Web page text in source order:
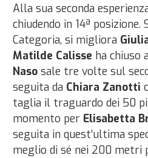
Alla sua seconda
chiudendo in 14ª
Categoria, si migliora
Matilde Calisse ha chiuso
Naso sale tre volte sul
seguita da Chiara Zanotti
taglia il traguardo dei 50
momento per Elisabetta
seguita in quest’ultima
meglio di sé nei 200 metri